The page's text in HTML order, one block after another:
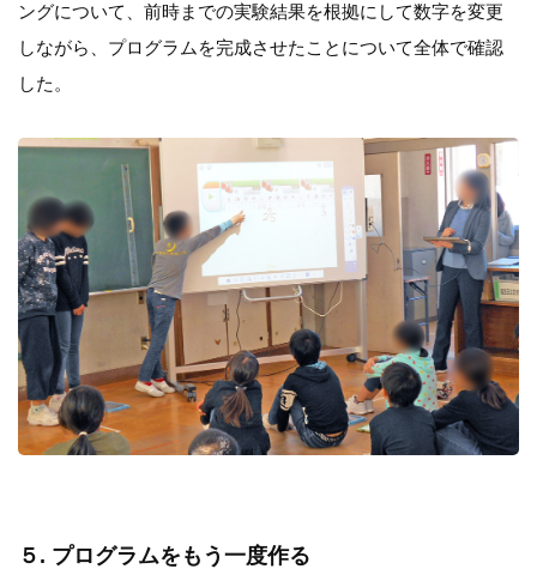
ングについて、前時までの実験結果を根拠にして数字を変更
しながら、プログラムを完成させたことについて全体で確認
した。
５. プログラムをもう一度作る